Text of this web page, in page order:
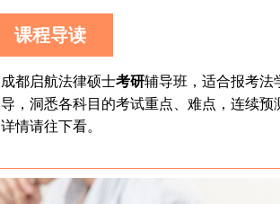
课程导读
成都启航法律硕士考研辅导班，适合报考法
导，洞悉各科目的考试重点、难点，连续
详情请往下看。